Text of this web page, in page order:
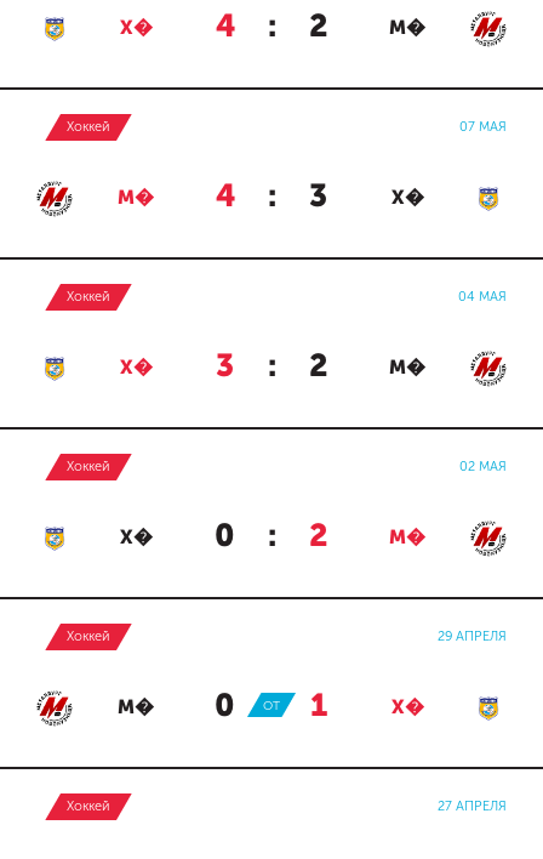
Х� 4 : 2 М�
Хоккей 07 МАЯ
М� 4 : 3 Х�
Хоккей 04 МАЯ
Х� 3 : 2 М�
Хоккей 02 МАЯ
Х� 0 : 2 М�
Хоккей 29 АПРЕЛЯ
М� 0 : 1 Х�
ОТ
Хоккей 27 АПРЕЛЯ